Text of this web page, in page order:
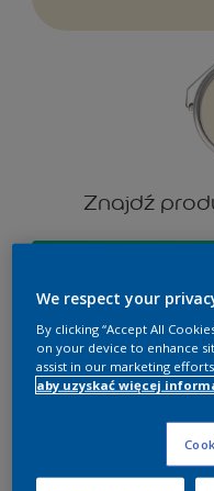
Znajdź
Wypróbuj i
We respect your
By clicking “Accept All
on your device to enhance
assist in our marketing
aby uzyskać więcej